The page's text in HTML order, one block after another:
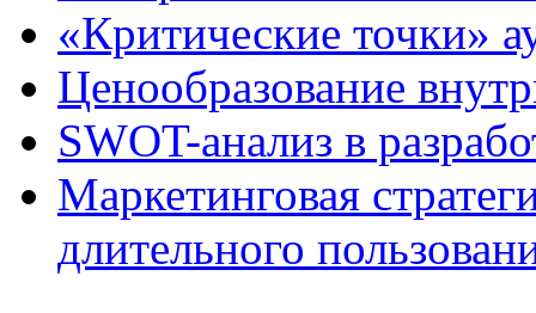
«Критические точки»
Ценообразование
SWOT-анализ в
Маркетинговая
длительного